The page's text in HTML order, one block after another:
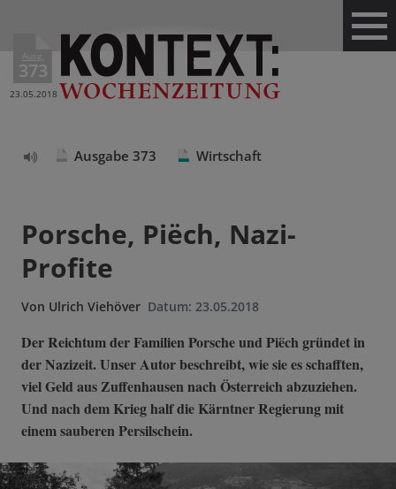
Ausg.
373
23.05.2018
Ausgabe 373 Wirtschaft
Porsche, Piëch, Nazi-
Profite
Von Ulrich Viehöver Datum: 23.05.2018
Der Reichtum der Familien Porsche und Piëch gründet in
der Nazizeit. Unser Autor beschreibt, wie sie es schafften,
viel Geld aus Zuffenhausen nach Österreich abzuziehen.
Und nach dem Krieg half die Kärntner Regierung mit
einem sauberen Persilschein.